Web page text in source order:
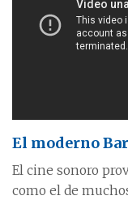
El moderno
El cine sonoro
como el de